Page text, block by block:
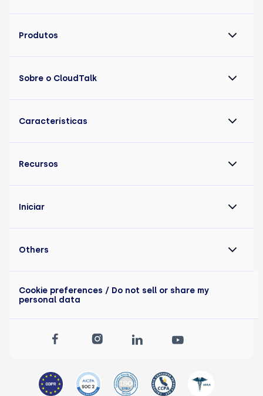
Produtos
Sobre o CloudTalk
Características
Recursos
Iniciar
Others
Cookie preferences / Do not sell or share my
personal data